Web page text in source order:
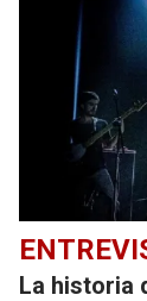
La historia